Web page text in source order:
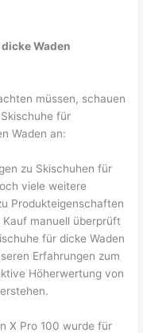
Waden
müssen, schauen
für
Waden an:
zu Skischuhen für
viele weitere
Produkteigenschaften
manuell überprüft
für dicke Waden
Erfahrungen zum
Höherwertung von
X Pro 100 wurde für